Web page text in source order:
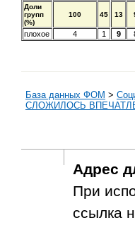
Доли
групп
(%)
100 45 13
плохое 4 1 9
База данных ФОМ >
СЛОЖИЛОСЬ
Адрес
При
ссылка